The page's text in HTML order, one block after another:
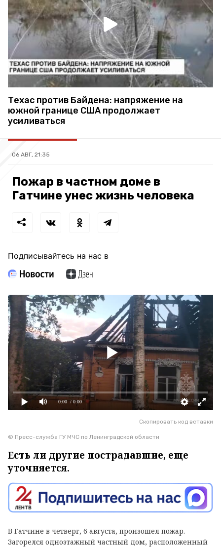
Техас против Байдена: напряжение на
южной границе США продолжает
усиливаться
06 АВГ, 21:35
Пожар в частном доме в
Гатчине унес жизнь человека
Подписывайтесь на нас в
0:00 / 0:00
Скопировать код вставки
© Пресс-служба ГУ МЧС по Ленинградской области
Есть ли другие пострадавшие, еще
уточняется.
В Гатчине в четверг, 6 августа, произошел пожар.
Загорелся одноэтажный частный дом, расположенный